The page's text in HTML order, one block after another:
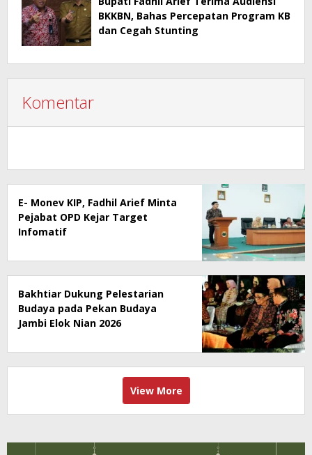
BKKBN, Bahas Percepatan Program KB
dan Cegah Stunting
Komentar
E- Monev KIP, Fadhil Arief Minta
Pejabat OPD Kejar Target
Infomatif
Bakhtiar Dukung Pelestarian
Budaya pada Pekan Budaya
Jambi Elok Nian 2026
View More